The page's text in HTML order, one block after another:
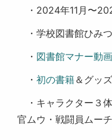
・2024年11月〜
・学校図書館ひみ
・ 図書館マナー動
・初の書籍＆グッ
・キャラクター３
官ムウ・戦闘員ムー